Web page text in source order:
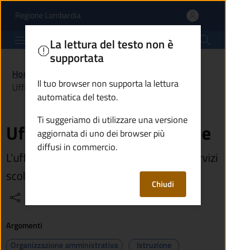
Ufficio pubblica
Regione Lombardia(apre in un'altra scheda).
Comune di Breno
Home
Ufficio pubblica istruzione
Ufficio pubblica istruzione
L'ufficio si occupa dell'erogazione dei servizi
scolastici
La lettura del testo non è
supportata
Il tuo browser non supporta la lettura
automatica del testo.
Ti suggeriamo di utilizzare una versione
aggiornata di uno dei browser più
diffusi in commercio.
Chiudi
Argomenti
Organizzazione amministrativa
Istruzione